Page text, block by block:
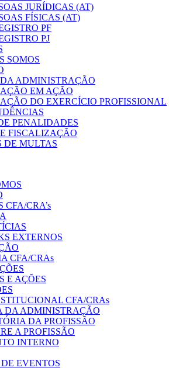
JURÍDICAS (AT)
FÍSICAS (AT)
PF
PJ
SOMOS
ADMINISTRAÇÃO
EM AÇÃO
DO EXERCÍCIO PROFISSIONAL
PENALIDADES
FISCALIZAÇÃO
DE MULTAS
CFA/CRA’s
EXTERNOS
CFA/CRAs
E AÇÕES
CFA/CRAs
DA ADMINISTRAÇÃO
DA PROFISSÃO
A PROFISSÃO
INTERNO
EVENTOS